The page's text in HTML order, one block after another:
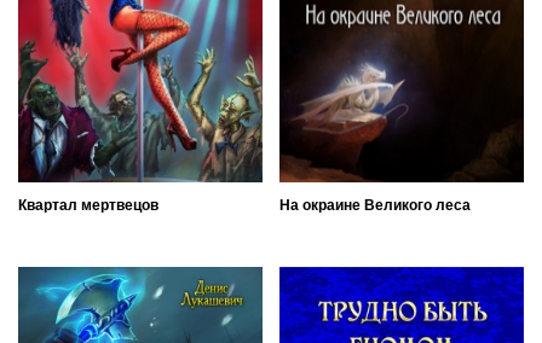
Квартал мертвецов На окраине Великого леса